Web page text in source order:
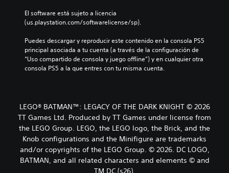
El software está sujeto a licencia
(us.playstation.com/softwarelicense/sp).
Puedes descargar y reproducir este contenido en la consola PS5
principal asociada a tu cuenta (a través de la configuración de
“Uso compartido de consola y juego offline”) y en cualquier otra
consola PS5 a la que entres con tu misma cuenta.
LEGO® BATMAN™: LEGACY OF THE DARK KNIGHT © 2026
TT Games Ltd. Produced by TT Games under license from
the LEGO Group. LEGO, the LEGO logo, the Brick, and the
Knob configurations and the Minifigure are trademarks
and/or copyrights of the LEGO Group. © 2026. DC LOGO,
BATMAN, and all related characters and elements © and
TM DC (s26).